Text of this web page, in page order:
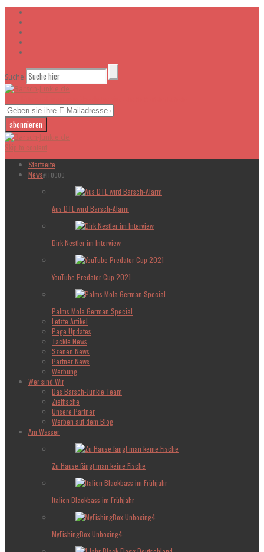
Suche
Skip to content
Startseite
News#FF0000
Aus DTL wird Barsch-Alarm
Dirk Nestler im Interview
YouTube Predator Cup 2021
Palms Mola German Special
Letzte Artikel
Page Updates
Tackle News
Szenen News
Partner News
Werbung
Wer sind Wir
Das Barsch-Junkie Team
Zielfische
Unsere Partner
Werben auf dem Blog
Am Wasser
Zu Hause fängt man keine Fische
Italien Blackbass im Frühjahr
MyFishingBox Unboxing4